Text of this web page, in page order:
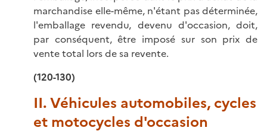
marchandise elle-même, n'étant pas déterminée,
l'emballage revendu, devenu d'occasion, doit,
par conséquent, être imposé sur son prix de
vente total lors de sa revente.
(120-130)
II. Véhicules automobiles, cycles
et motocycles d'occasion